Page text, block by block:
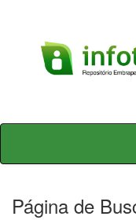
Skip
Página de